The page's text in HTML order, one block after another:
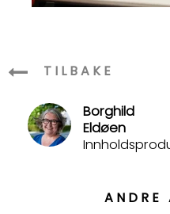
TILBAKE
Borghild
Eldøen
ANDRE